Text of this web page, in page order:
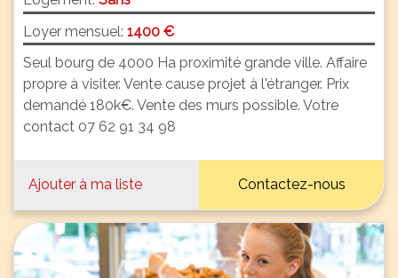
Loyer mensuel: 1400 €
Seul bourg de 4000 Ha proximité grande ville. Affaire
propre à visiter. Vente cause projet à l'étranger. Prix
demandé 180k€. Vente des murs possible. Votre
contact 07 62 91 34 98
Ajouter à ma liste Contactez-nous